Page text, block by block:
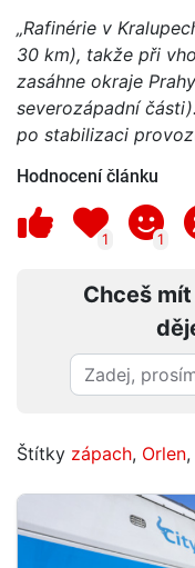
„Rafinérie v
30 km), takže při
zasáhne okraje
severozápadní
po stabilizaci
Hodnocení článku
1 1
Chceš
Štítky zápach, Orlen,